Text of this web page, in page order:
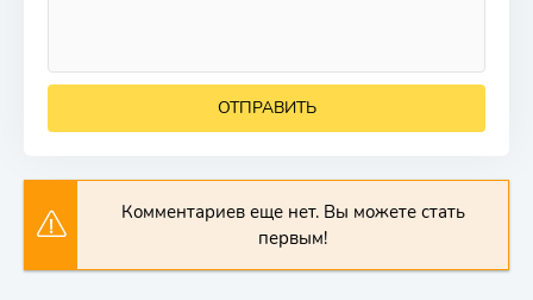
ОТПРАВИТЬ
Комментариев еще нет. Вы можете стать
первым!